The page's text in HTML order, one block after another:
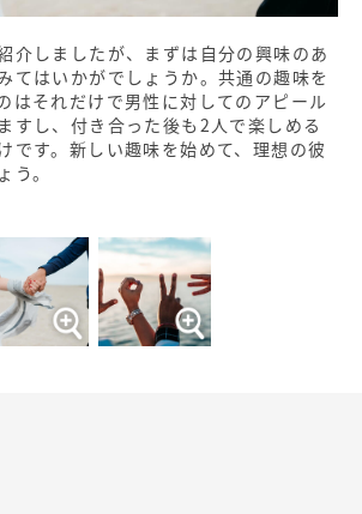
介しましたが、まずは自分の興味のあ
てはいかがでしょうか。共通の趣味を
はそれだけで男性に対してのアピール
すし、付き合った後も2人で楽しめる
です。新しい趣味を始めて、理想の彼
う。